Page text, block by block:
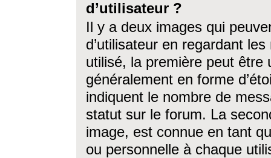
d’utilisateur ?
Il y a deux images qui
d’utilisateur en regardant
utilisé, la première peut être
généralement en forme
indiquent le nombre de
statut sur le forum. La
image, est connue en tant
ou personnelle à chaque